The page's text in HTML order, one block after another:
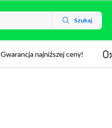
Szukaj
Gwarancja najniższej ceny!